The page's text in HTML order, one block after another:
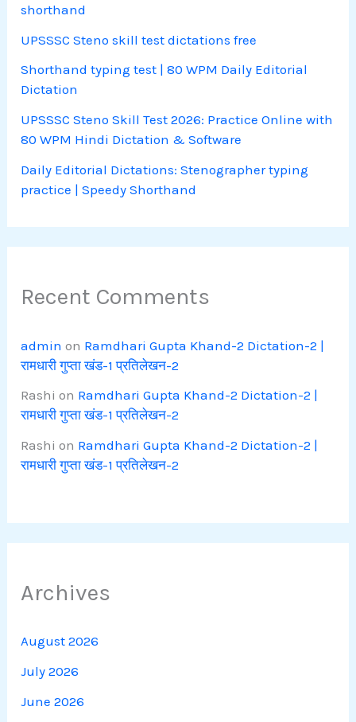
shorthand
UPSSSC Steno skill test dictations free
Shorthand typing test | 80 WPM Daily Editorial
Dictation
UPSSSC Steno Skill Test 2026: Practice Online with
80 WPM Hindi Dictation & Software
Daily Editorial Dictations: Stenographer typing
practice | Speedy Shorthand
Recent Comments
admin on Ramdhari Gupta Khand-2 Dictation-2 |
रामधारी गुप्ता खंड-1 प्रतिलेखन-2
Rashi on Ramdhari Gupta Khand-2 Dictation-2 |
रामधारी गुप्ता खंड-1 प्रतिलेखन-2
Rashi on Ramdhari Gupta Khand-2 Dictation-2 |
रामधारी गुप्ता खंड-1 प्रतिलेखन-2
Archives
August 2026
July 2026
June 2026